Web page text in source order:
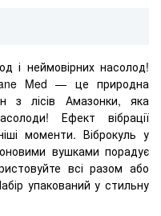
і неймовірних насолод!
Med — це природна
з лісів Амазонки, яка
Ефект вібрації
моменти. Віброкуль у
вушками порадує
всі разом або
упакований у стильну